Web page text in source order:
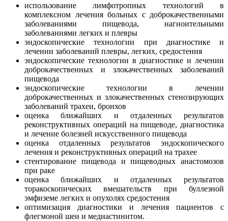
использование лимфотропных технологий в
комплексном лечения больных с доброкачественными
заболеваниями пищевода, нагноительными
заболеваниями легких и плевры
эндоскопические технологии при диагностике и
лечении заболеваний плевры, легких, средостения
эндоскопические технологии в диагностике и лечении
доброкачественных и злокачественных заболеваний
пищевода
эндоскопические технологии в лечении
доброкачественных и злокачественных стенозирующих
заболеваний трахеи, бронхов
оценка ближайших и отдаленных результатов
реконструктивных операций на пищеводе, диагностика
и лечение болезней искусственного пищевода
оценка отдаленных результатов эндоскопического
лечения и реконструктивных операций на трахее
стентирование пищевода и пищеводных анастомозов
при раке
оценка ближайших и отдаленных результатов
торакоскопических вмешательств при буллезной
эмфиземе легких и опухолях средостения
оптимизация диагностики и лечения пациентов с
флегмоной шеи и медиастинитом.